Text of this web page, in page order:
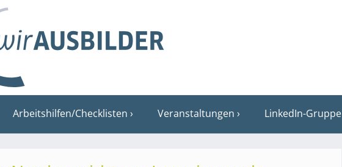
Arbeitshilfen/Checklisten Veranstaltungen LinkedIn-Gruppe